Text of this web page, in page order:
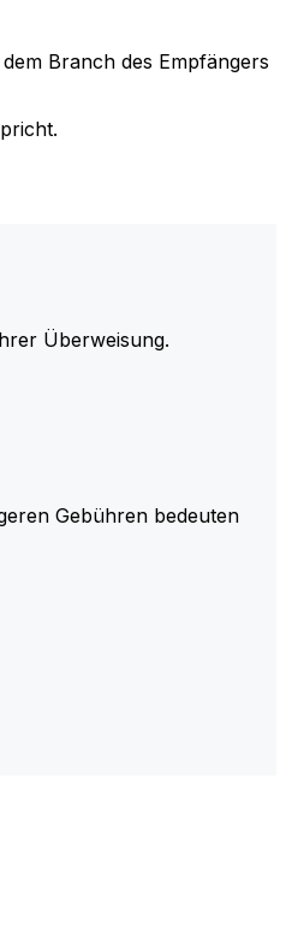
Branch des Empfängers
Überweisung.
Gebühren bedeuten